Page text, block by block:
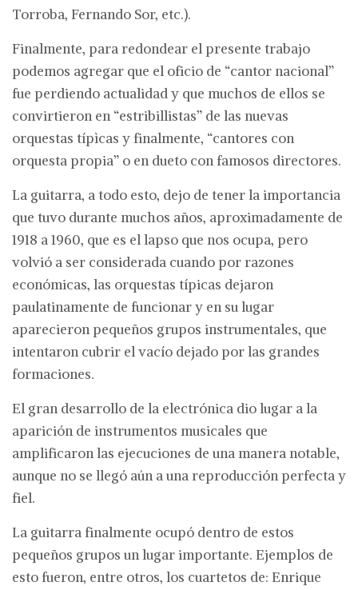
Torroba, Fernando Sor, etc.).
Finalmente, para redondear el presente trabajo
podemos agregar que el oficio de “cantor nacional”
fue perdiendo actualidad y que muchos de ellos se
convirtieron en “estribillistas” de las nuevas
orquestas típìcas y finalmente, “cantores con
orquesta propia” o en dueto con famosos directores.
La guitarra, a todo esto, dejo de tener la importancia
que tuvo durante muchos años, aproximadamente de
1918 a 1960, que es el lapso que nos ocupa, pero
volvió a ser considerada cuando por razones
económicas, las orquestas típicas dejaron
paulatinamente de funcionar y en su lugar
aparecieron pequeños grupos instrumentales, que
intentaron cubrir el vacío dejado por las grandes
formaciones.
El gran desarrollo de la electrónica dio lugar a la
aparición de instrumentos musicales que
amplificaron las ejecuciones de una manera notable,
aunque no se llegó aún a una reproducción perfecta y
fiel.
La guitarra finalmente ocupó dentro de estos
pequeños grupos un lugar importante. Ejemplos de
esto fueron, entre otros, los cuartetos de: Enrique